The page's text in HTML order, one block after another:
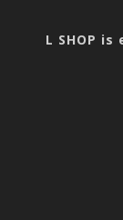
L SHOP